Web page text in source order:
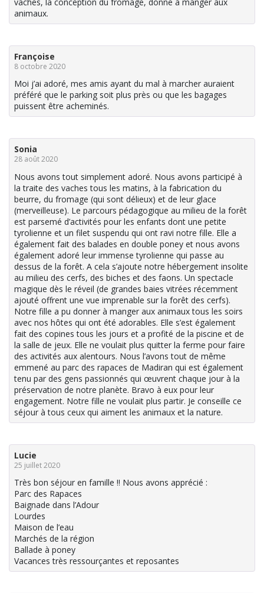
animaux.
Françoise
8 octobre 2020
Moi j’ai adoré, mes amis ayant du mal à marcher auraient
préféré que le parking soit plus près ou que les bagages
puissent être acheminés.
Sonia
28 août 2020
Nous avons tout simplement adoré. Nous avons participé à
la traite des vaches tous les matins, à la fabrication du
beurre, du fromage (qui sont délieux) et de leur glace
(merveilleuse). Le parcours pédagogique au milieu de la forêt
est parsemé d’activités pour les enfants dont une petite
tyrolienne et un filet suspendu qui ont ravi notre fille. Elle a
également fait des balades en double poney et nous avons
également adoré leur immense tyrolienne qui passe au
dessus de la forêt. A cela s’ajoute notre hébergement insolite
au milieu des cerfs, des biches et des faons. Un spectacle
magique dès le réveil (de grandes baies vitrées récemment
ajouté offrent une vue imprenable sur la forêt des cerfs).
Notre fille a pu donner à manger aux animaux tous les soirs
avec nos hôtes qui ont été adorables. Elle s’est également
fait des copines tous les jours et a profité de la piscine et de
la salle de jeux. Elle ne voulait plus quitter la ferme pour faire
des activités aux alentours. Nous l’avons tout de même
emmené au parc des rapaces de Madiran qui est également
tenu par des gens passionnés qui œuvrent chaque jour à la
préservation de notre planète. Bravo à eux pour leur
engagement. Notre fille ne voulait plus partir. Je conseille ce
séjour à tous ceux qui aiment les animaux et la nature.
Lucie
25 juillet 2020
Très bon séjour en famille !! Nous avons apprécié :
Parc des Rapaces
Baignade dans l’Adour
Lourdes
Maison de l’eau
Marchés de la région
Ballade à poney
Vacances très ressourçantes et reposantes